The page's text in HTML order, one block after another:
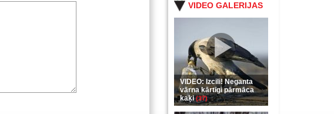
VIDEO GALERIJAS
VIDEO: Izcili! Neganta
vārna kārtīgi pārmāca
kaķi(37)